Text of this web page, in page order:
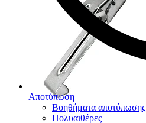
Αποτύπωση
Βοηθήματα αποτύπωσης
Πολυαιθέρες